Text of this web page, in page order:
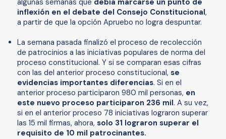
algunas semanas que debía marcarse un punto de
inflexión en el debate del Consejo Constitucional,
a partir de que la opción Apruebo no logra despuntar.
La semana pasada finalizó el proceso de recolección
de patrocinios a las iniciativas populares de norma del
proceso constitucional. Y si se comparan esas cifras
con las del anterior proceso constitucional, se
evidencias importantes diferencias. Si en el
anterior proceso participaron 980 mil personas, en
este nuevo proceso participaron 236 mil. A su vez,
si en el anterior proceso 78 iniciativas lograron superar
las 15 mil firmas, ahora, solo 31 lograron superar el
requisito de 10 mil patrocinantes.